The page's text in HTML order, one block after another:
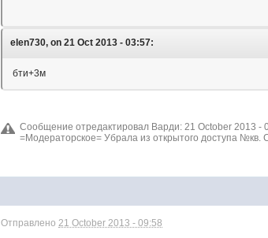
elen730, on 21 Oct 2013 - 03:57:
бти+3м
Сообщение отредактировал Варди: 21 October 2013 -
=Модераторское= Убрала из открытого доступа №кв.
Отправлено 21 October 2013 - 09:58